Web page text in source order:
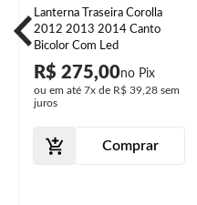
Lanterna Traseira Corolla
2012 2013 2014 Canto
Bicolor Com Led
R$ 275,00
ou em até 7x de R$ 39,28 sem
juros
Comprar